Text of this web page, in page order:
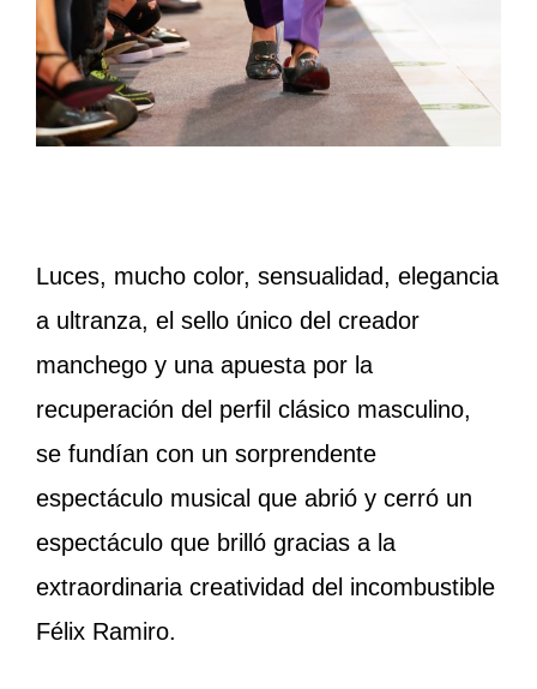
Luces, mucho color, sensualidad, elegancia
a ultranza, el sello único del creador
manchego y una apuesta por la
recuperación del perfil clásico masculino,
se fundían con un sorprendente
espectáculo musical que abrió y cerró un
espectáculo que brilló gracias a la
extraordinaria creatividad del incombustible
Félix Ramiro.